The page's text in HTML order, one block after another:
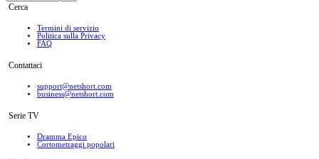
Cerca
Termini di servizio
Politica sulla Privacy
FAQ
Contattaci
support@netshort.com
business@netshort.com
Serie TV
Dramma Epico
‌Cortometraggi popolari